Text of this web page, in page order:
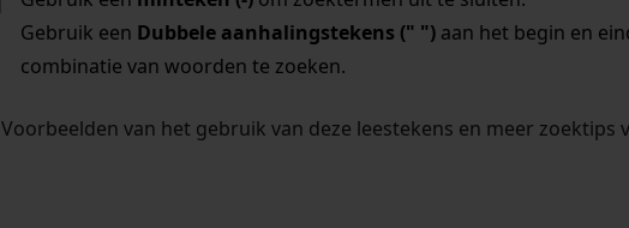
Gebruik een Dubbele aanhalingstekens (" ")aan het begin en
combinatie van woorden te zoeken.
Voorbeelden van het gebruik van deze leestekens en meer zoektips